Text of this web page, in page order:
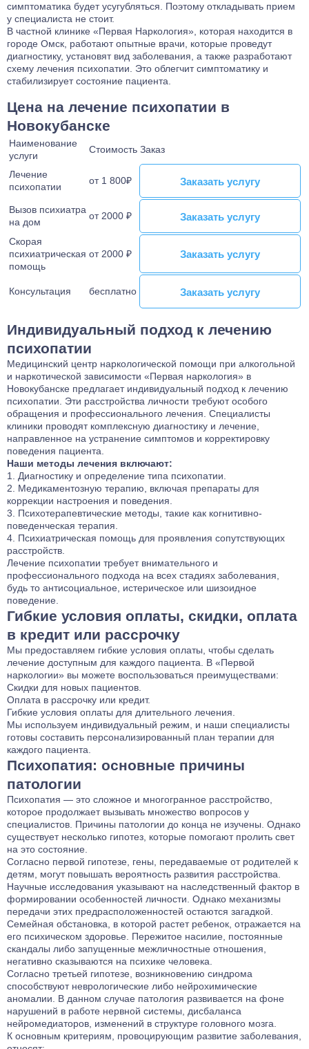
Лечение дромомании
Лечение канцерофобии
Лечение мании величия
Лечение орторексии
Лечение парафилий
Психиатрическая клиника
симптоматика будет усугубляться. Поэтому откладывать прием
у специалиста не стоит.
В частной клинике «Первая Наркология», которая находится в
городе Омск, работают опытные врачи, которые проведут
диагностику, установят вид заболевания, а также разработают
схему лечения психопатии. Это облегчит симптоматику и
стабилизирует состояние пациента.
Цена на лечение психопатии в
Новокубанске
Наименование
услуги
Стоимость Заказ
Лечение
психопатии
от 1 800₽ Заказать услугу
Заказать услугу
Вызов психиатра
на дом
от 2000 ₽ Заказать услугу
Заказать услугу
Скорая
психиатрическая
помощь
от 2000 ₽ Заказать услугу
Заказать услугу
Консультация бесплатно Заказать услугу
Заказать услугу
Индивидуальный подход к лечению
психопатии
Медицинский центр наркологической помощи при алкогольной
и наркотической зависимости «Первая наркология» в
Новокубанске предлагает индивидуальный подход к лечению
психопатии. Эти расстройства личности требуют особого
обращения и профессионального лечения. Специалисты
клиники проводят комплексную диагностику и лечение,
направленное на устранение симптомов и корректировку
поведения пациента.
Наши методы лечения включают:
Диагностику и определение типа психопатии.
Медикаментозную терапию, включая препараты для
коррекции настроения и поведения.
Психотерапевтические методы, такие как когнитивно-
поведенческая терапия.
Психиатрическая помощь для проявления сопутствующих
расстройств.
Лечение психопатии требует внимательного и
профессионального подхода на всех стадиях заболевания,
будь то антисоциальное, истерическое или шизоидное
поведение.
Гибкие условия оплаты, скидки, оплата
в кредит или рассрочку
Мы предоставляем гибкие условия оплаты, чтобы сделать
лечение доступным для каждого пациента. В «Первой
наркологии» вы можете воспользоваться преимуществами:
Скидки для новых пациентов.
Оплата в рассрочку или кредит.
Гибкие условия оплаты для длительного лечения.
Мы используем индивидуальный режим, и наши специалисты
готовы составить персонализированный план терапии для
каждого пациента.
Психопатия: основные причины
патологии
Психопатия — это сложное и многогранное расстройство,
которое продолжает вызывать множество вопросов у
специалистов. Причины патологии до конца не изучены. Однако
существует несколько гипотез, которые помогают пролить свет
на это состояние.
Согласно первой гипотезе, гены, передаваемые от родителей к
детям, могут повышать вероятность развития расстройства.
Научные исследования указывают на наследственный фактор в
формировании особенностей личности. Однако механизмы
передачи этих предрасположенностей остаются загадкой.
Семейная обстановка, в которой растет ребенок, отражается на
его психическом здоровье. Пережитое насилие, постоянные
скандалы либо запущенные межличностные отношения,
негативно сказываются на психике человека.
Согласно третьей гипотезе, возникновению синдрома
способствуют неврологические либо нейрохимические
аномалии. В данном случае патология развивается на фоне
нарушений в работе нервной системы, дисбаланса
нейромедиаторов, изменений в структуре головного мозга.
К основным критериям, провоцирующим развитие заболевания,